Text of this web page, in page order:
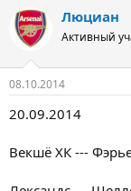
Люциан
Активный
08.10.2014
20.09.2014
Векшё ХК ---